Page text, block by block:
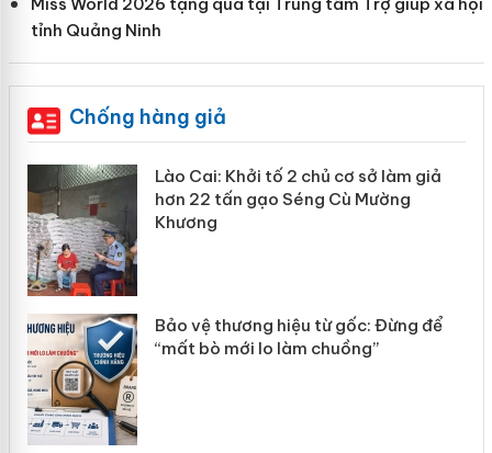
tỉnh Quảng Ninh
Chống hàng giả
Lào Cai: Khởi tố 2 chủ cơ sở làm giả
hơn 22 tấn gạo Séng Cù Mường
Khương
Bảo vệ thương hiệu từ gốc: Đừng để
“mất bò mới lo làm chuồng”